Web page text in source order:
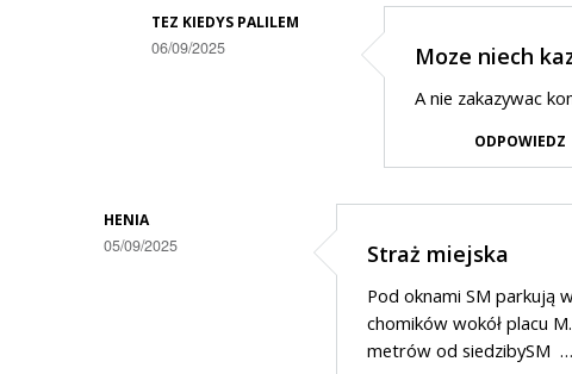
TEZ KIEDYS PALILEM
06/09/2025
na
Moze niech
A nie zakazywac
ODPOWIEDZ
HENIA
05/09/2025 Straż miejska
Pod oknami SM parkują
chomików wokół placu
metrów od siedzibySM